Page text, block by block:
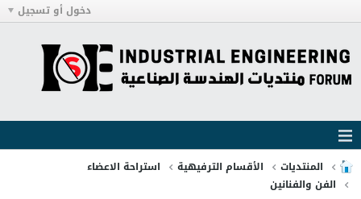
دخول أو تسجيل
المنتديات الأقسام الترفيهية
استراحة الاعضاء
الفن والفنانين